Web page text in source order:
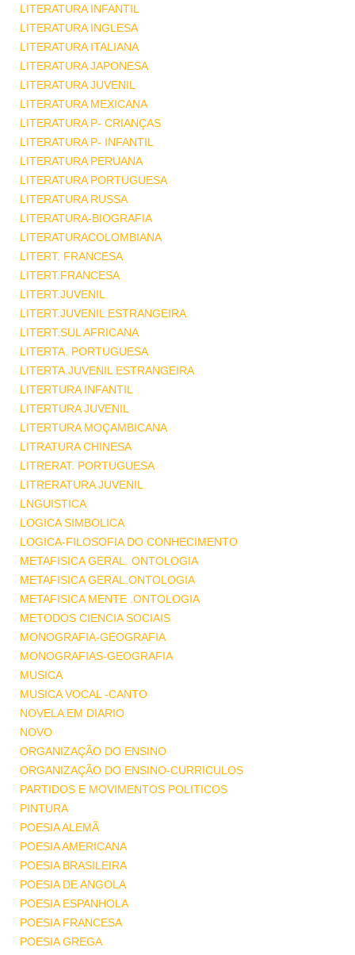
LITERATURA INFANTIL
LITERATURA INGLESA
LITERATURA ITALIANA
LITERATURA JAPONESA
LITERATURA JUVENIL
LITERATURA MEXICANA
LITERATURA P- CRIANÇAS
LITERATURA P- INFANTIL
LITERATURA PERUANA
LITERATURA PORTUGUESA
LITERATURA RUSSA
LITERATURA-BIOGRAFIA
LITERATURACOLOMBIANA
LITERT. FRANCESA
LITERT.FRANCESA
LITERT.JUVENIL
LITERT.JUVENIL ESTRANGEIRA
LITERT.SUL AFRICANA
LITERTA. PORTUGUESA
LITERTA.JUVENIL ESTRANGEIRA
LITERTURA INFANTIL
LITERTURA JUVENIL
LITERTURA MOÇAMBICANA
LITRATURA CHINESA
LITRERAT. PORTUGUESA
LITRERATURA JUVENIL
LNGUISTICA
LOGICA SIMBOLICA
LOGICA-FILOSOFIA DO CONHECIMENTO
METAFISICA GERAL. ONTOLOGIA
METAFISICA GERAL.ONTOLOGIA
METAFISICA MENTE .ONTOLOGIA
METODOS CIENCIA SOCIAIS
MONOGRAFIA-GEOGRAFIA
MONOGRAFIAS-GEOGRAFIA
MUSICA
MUSICA VOCAL -CANTO
NOVELA EM DIARIO
NOVO
ORGANIZAÇÃO DO ENSINO
ORGANIZAÇÃO DO ENSINO-CURRICULOS
PARTIDOS E MOVIMENTOS POLITICOS
PINTURA
POESIA ALEMÃ
POESIA AMERICANA
POESIA BRASILEIRA
POESIA DE ANGOLA
POESIA ESPANHOLA
POESIA FRANCESA
POESIA GREGA